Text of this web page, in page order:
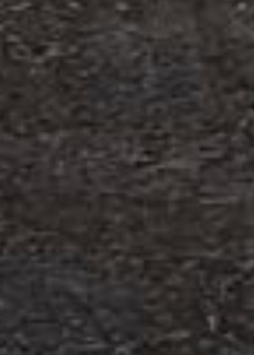
i Containerhandel CARU
skräddarsydda
och…